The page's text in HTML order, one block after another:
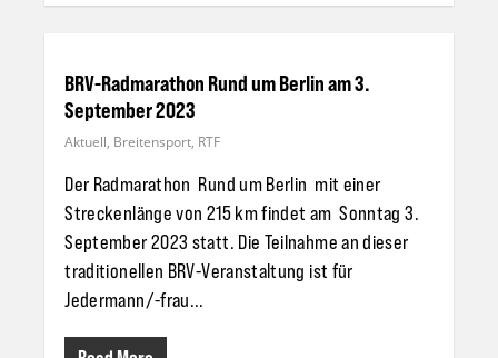
BRV-Radmarathon Rund um Berlin am 3.
September 2023
Aktuell, Breitensport, RTF
Der Radmarathon Rund um Berlin mit einer
Streckenlänge von 215 km findet am Sonntag 3.
September 2023 statt. Die Teilnahme an dieser
traditionellen BRV-Veranstaltung ist für
Jedermann/-frau...